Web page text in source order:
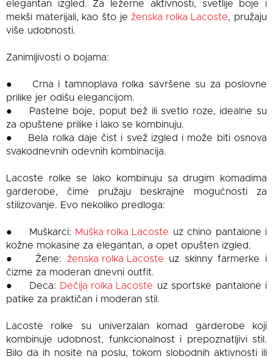
elegantan izgled. Za ležerne aktivnosti, svetlije boje i
mekši materijali, kao što ježenska rolka Lacoste, pružaju
više udobnosti.
Zanimljivosti o bojama:
● Crna i tamnoplava rolka savršene su za poslovne
prilike jer odišu elegancijom.
● Pastelne boje, poput bež ili svetlo roze, idealne su
za opuštene prilike i lako se kombinuju.
● Bela rolka daje čist i svež izgled i može biti osnova
svakodnevnih odevnih kombinacija.
Lacoste rolke se lako kombinuju sa drugim komadima
garderobe, čime pružaju beskrajne mogućnosti za
stilizovanje. Evo nekoliko predloga:
● Muškarci: Muška rolka Lacoste uz chino pantalone i
kožne mokasine za elegantan, a opet opušten izgled.
● Žene: ženska rolka Lacoste uz skinny farmerke i
čizme za moderan dnevni outfit.
● Deca: Dečija rolka Lacoste uz sportske pantalone i
patike za praktičan i moderan stil.
Lacoste rolke su univerzalan komad garderobe koji
kombinuje udobnost, funkcionalnost i prepoznatljivi stil.
Bilo da ih nosite na poslu, tokom slobodnih aktivnosti ili